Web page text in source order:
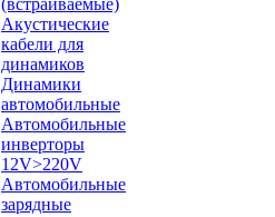
(встраиваемые)
Акустические
кабели для
динамиков
Динамики
автомобильные
Автомобильные
инверторы
12V>220V
Автомобильные
зарядные